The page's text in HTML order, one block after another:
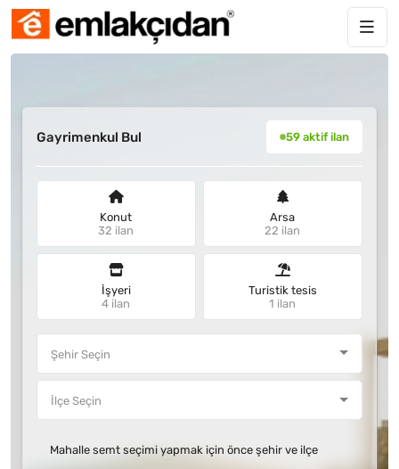
Gayrimenkul Bul 59 aktif ilan
Konut
32 ilan
Arsa
22 ilan
İşyeri
4 ilan
Turistik tesis
1 ilan
Mahalle semt seçimi yapmak için önce şehir ve ilçe